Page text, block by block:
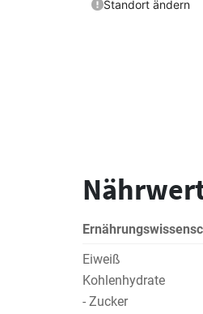
Eiweiß
Kohlenhydrate
- Zucker